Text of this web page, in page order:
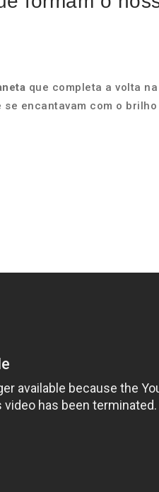
que completa a volta
encantavam com o brilho